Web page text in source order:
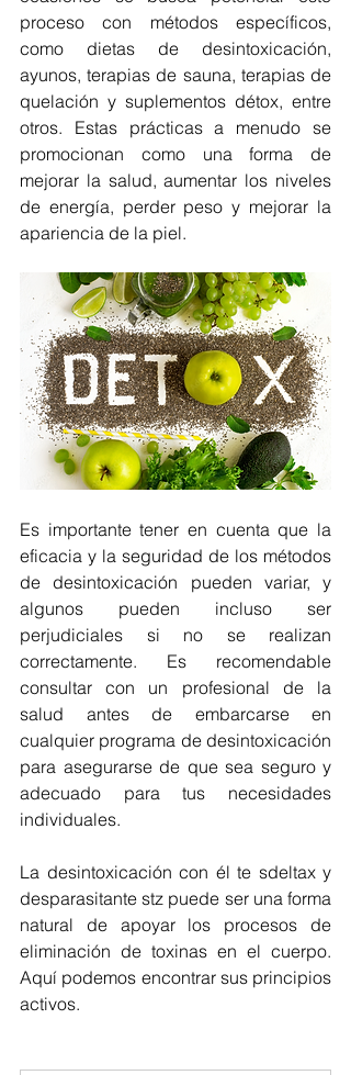
proceso con métodos específicos,
como dietas de desintoxicación,
ayunos, terapias de sauna, terapias de
quelación y suplementos détox, entre
otros. Estas prácticas a menudo se
promocionan como una forma de
mejorar la salud, aumentar los niveles
de energía, perder peso y mejorar la
apariencia de la piel.
Es importante tener en cuenta que la
eficacia y la seguridad de los métodos
de desintoxicación pueden variar, y
algunos pueden incluso ser
perjudiciales si no se realizan
correctamente. Es recomendable
consultar con un profesional de la
salud antes de embarcarse en
cualquier programa de desintoxicación
para asegurarse de que sea seguro y
adecuado para tus necesidades
individuales.
La desintoxicación con él te sdeltax y
desparasitante stz puede ser una forma
natural de apoyar los procesos de
eliminación de toxinas en el cuerpo.
Aquí podemos encontrar sus principios
activos.